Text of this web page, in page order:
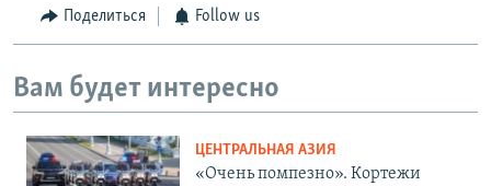
Поделиться Follow us
Вам будет интересно
ЦЕНТРАЛЬНАЯ АЗИЯ
«Очень помпезно». Кортежи